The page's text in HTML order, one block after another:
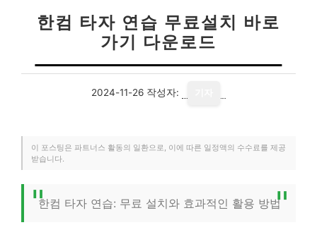
한컴 타자 연습 무료설치 바로
가기 다운로드
2024-11-26 작성자:
이 포스팅은 파트너스 활동의 일환으로, 이에 따른 일정액의 수수료를 제공
받습니다.
한컴 타자 연습: 무료 설치와 효과적인 활용 방법